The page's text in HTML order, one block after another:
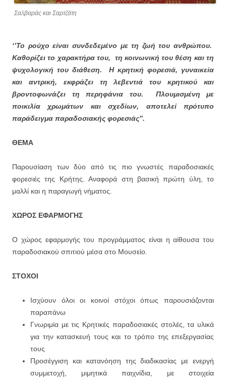
Σαλβαράς και Σαρτζάτη
‘’Το ρούχο είναι συνδεδεμένο με τη ζωή του ανθρώπου.
Καθορίζει το χαρακτήρα του, τη κοινωνική του θέση και τη
ψυχολογική του διάθεση. Η κρητική φορεσιά, γυναικεία
και αντρική, εκφράζει τη λεβεντιά του κρητικού και
βροντοφωνάζει τη περηφάνια του. Πλουμισμένη με
ποικιλία χρωμάτων και σχεδίων, αποτελεί πρότυπο
παράδειγμα παραδοσιακής φορεσιάς’’.
ΘΕΜΑ
Παρουσίαση των δύο από τις πιο γνωστές παραδοσιακές
φορεσιές της Κρήτης. Αναφορά στη βασική πρώτη ύλη, το
μαλλί και η παραγωγή νήματος.
ΧΩΡΟΣ ΕΦΑΡΜΟΓΗΣ
Ο χώρος εφαρμογής του προγράμματος είναι η αίθουσα του
παραδοσιακού σπιτιού μέσα στο Μουσείο.
ΣΤΟΧΟΙ
Ισχύουν όλοι οι κοινοί στόχοι όπως παρουσιάζονται
παραπάνω
Γνωριμία με τις Κρητικές παραδοσιακές στολές, τα υλικά
για την κατασκευή τους και το τρόπο της επεξεργασίας
τους
Προσέγγιση και κατανόηση της διαδικασίας με ενεργή
συμμετοχή, μιμητικά παιχνίδια, με στοιχεία